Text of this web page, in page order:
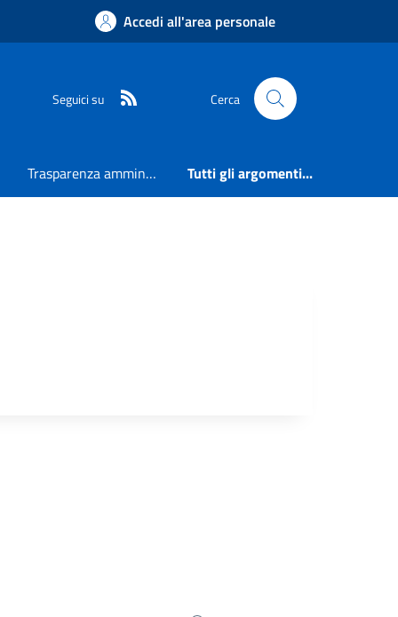
Accedi all'area personale
Seguici su Cerca
Trasparenza amministrativa Tutti gli argomenti...